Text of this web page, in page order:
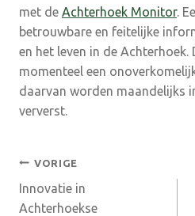
met de Achterhoek Monitor.
betrouwbare en feitelijke
en het leven in de
momenteel een
daarvan worden maandelijks
ververst.
Bericht
navigatie
VORIGE
Innovatie in
Achterhoekse